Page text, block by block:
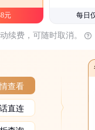
元 每日
续费，可随时取消。
查看
直连